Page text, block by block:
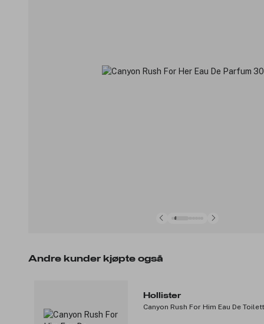
Andre kunder kjøpte også
Hollister
Canyon Rush For Him Eau De